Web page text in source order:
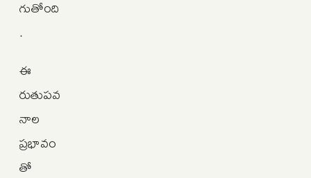
గుతోంది
.
ఈ
రుతుపవ
నాల
ప్రభావం
తో